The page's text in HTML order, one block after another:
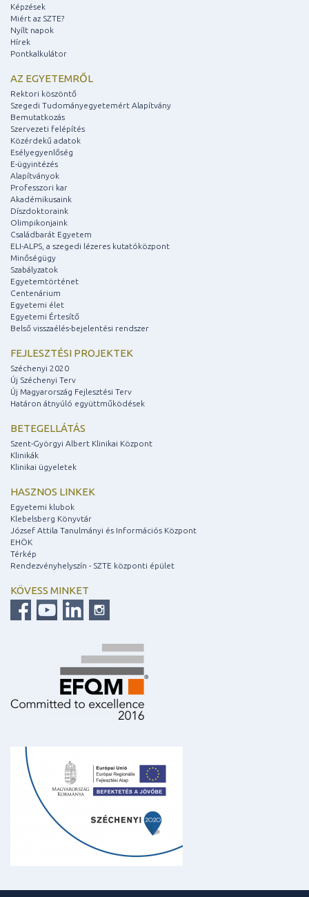
Képzések
Miért az SZTE?
Nyílt napok
Hírek
Pontkalkulátor
AZ EGYETEMRŐL
Rektori köszöntő
Szegedi Tudományegyetemért Alapítvány
Bemutatkozás
Szervezeti felépítés
Közérdekű adatok
Esélyegyenlőség
E-ügyintézés
Alapítványok
Professzori kar
Akadémikusaink
Díszdoktoraink
Olimpikonjaink
Családbarát Egyetem
ELI-ALPS, a szegedi lézeres kutatóközpont
Minőségügy
Szabályzatok
Egyetemtörténet
Centenárium
Egyetemi élet
Egyetemi Értesítő
Belső visszaélés-bejelentési rendszer
FEJLESZTÉSI PROJEKTEK
Széchenyi 2020
Új Széchenyi Terv
Új Magyarország Fejlesztési Terv
Határon átnyúló együttműködések
BETEGELLÁTÁS
Szent-Györgyi Albert Klinikai Központ
Klinikák
Klinikai ügyeletek
HASZNOS LINKEK
Egyetemi klubok
Klebelsberg Könyvtár
József Attila Tanulmányi és Információs Központ
EHÖK
Térkép
Rendezvényhelyszín - SZTE központi épület
KÖVESS MINKET